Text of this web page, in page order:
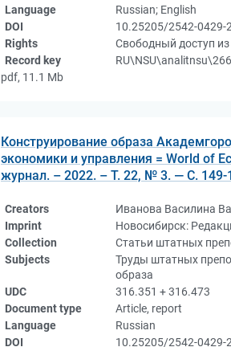
Language
Russian; English
DOI
10.25205/2542-0429-
Rights
Свободный доступ из
Record key
pdf, 11.1 Mb
Конструирование образа
экономики и управления = World of
журнал. – 2022. – Т. 22, № 3. — С. 149-
Creators
Иванова Василина
Imprint
Новосибирск:
Collection
Статьи штатных
Subjects
Труды штатных
образа
UDC
316.351 + 316.473
Document type
Article, report
Language
Russian
DOI
10.25205/2542-0429-